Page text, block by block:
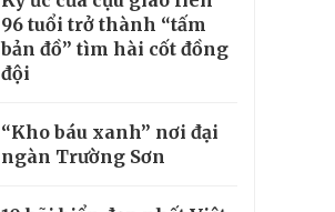
96 tuổi trở thành “tấm
bản đồ” tìm hài cốt đồng
đội
“Kho báu xanh” nơi đại
ngàn Trường Sơn